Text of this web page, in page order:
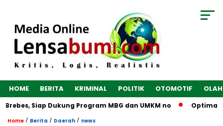
HOME BERITA KRIMINAL POLITIK OTOMOTIF
Siap Dukung Program MBG dan UMKM no Optimalkan
Home / Berita / Daerah / news